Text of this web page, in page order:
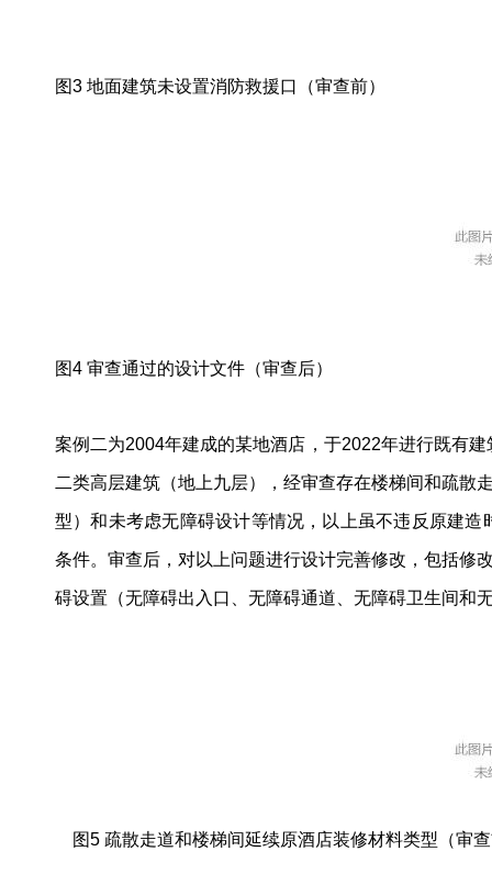
图3 地面建筑未设置消防救援口（审查前）
图4 审查通过的设计文件（审查后）
案例二为2004年建成的某地酒店，于2022年进行既有
二类高层建筑（地上九层），经审查存在楼梯间和疏散
型）和未考虑无障碍设计等情况，以上虽不违反原建
条件。审查后，对以上问题进行设计完善修改，包括修
碍设置（无障碍出入口、无障碍通道、无障碍卫生间和
图5 疏散走道和楼梯间延续原酒店装修材料类型（审